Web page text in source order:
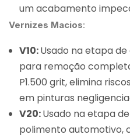
um acabamento
Vernizes Macios:
V10:Usado na etapa
para remoção
P1.500 grit, elimina
em pinturas
V20:Usado na etapa
polimento automotivo,